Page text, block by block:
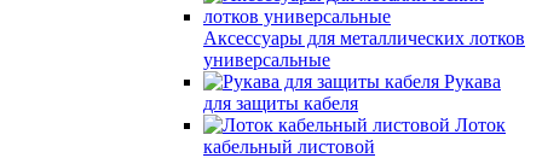
Аксессуары для металлических лотков
универсальные
Рукава
для защиты кабеля
Лоток
кабельный листовой